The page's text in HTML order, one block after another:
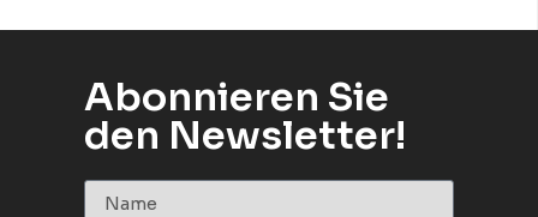
Abonnieren Sie
den Newsletter!